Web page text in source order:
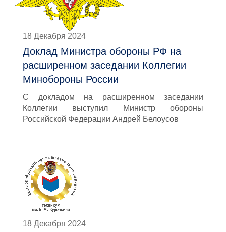
18 Декабря 2024
Доклад Министра обороны РФ на
расширенном заседании Коллегии
Минобороны России
С докладом на расширенном заседании
Коллегии выступил Министр обороны
Российской Федерации Андрей Белоусов
18 Декабря 2024